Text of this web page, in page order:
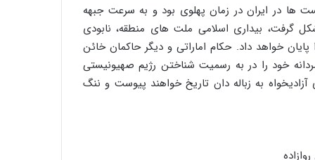
ها در ایران در زمان پهلوی بود و به سرعت جبهه
گرفت، بیداری اسلامی ملت های منطقه، نابودی
خواهد داد. حکام اماراتی و دیگر حاکمان خائن
خود را در به رسمیت شناختن رژیم صهیونیستی
به زباله دان تاریخ خواهند پیوست و ننگ